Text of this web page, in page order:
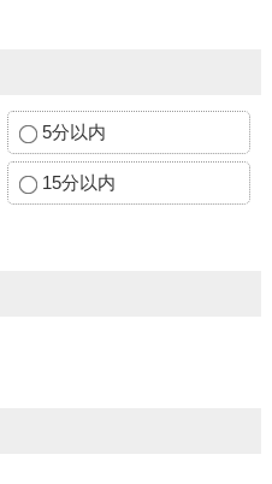
5分以内
15分以内